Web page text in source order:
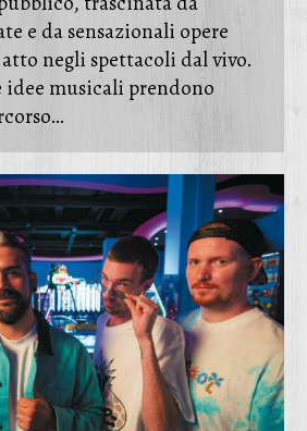
e da sensazionali opere
atto negli spettacoli dal vivo.
musicali prendono